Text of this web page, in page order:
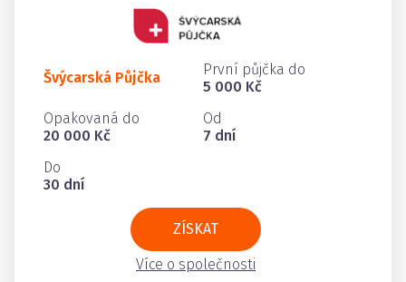
Švýcarská Půjčka
První půjčka do
5 000 Kč
Opakovaná do
20 000 Kč
Od
7 dní
Do
30 dní
ZÍSKAT
Více o společnosti